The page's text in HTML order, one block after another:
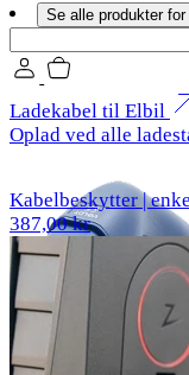
Se alle produkter for
Ladekabel til Elbil
Oplad ved alle
Kabelbeskytter |
387,00 kr